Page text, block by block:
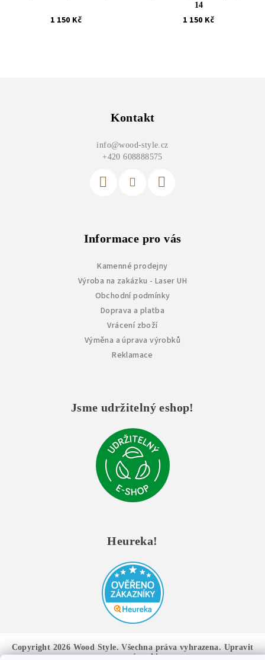
1 150 Kč
14
1 150 Kč
Kontakt
info@wood-style.cz
+420 608888575
Informace pro vás
Kamenné prodejny
Výroba na zakázku - Laser UH
Obchodní podmínky
Doprava a platba
Vrácení zboží
Výměna a úprava výrobků
Reklamace
Jsme udržitelný eshop!
Heureka!
Copyright 2026 Wood Style. Všechna práva vyhrazena. Upravit
nastavení cookies